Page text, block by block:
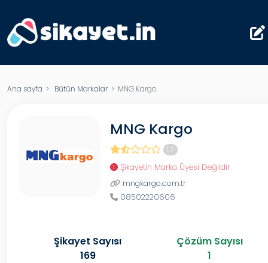
Ana sayfa > Bütün Markalar> MNG Kargo
MNG Kargo
1,7
Şikayetin Marka Üyesi Değildir
mngkargo.com.tr
08502220606
Şikayet Sayısı
169
Çözüm Sayısı
1